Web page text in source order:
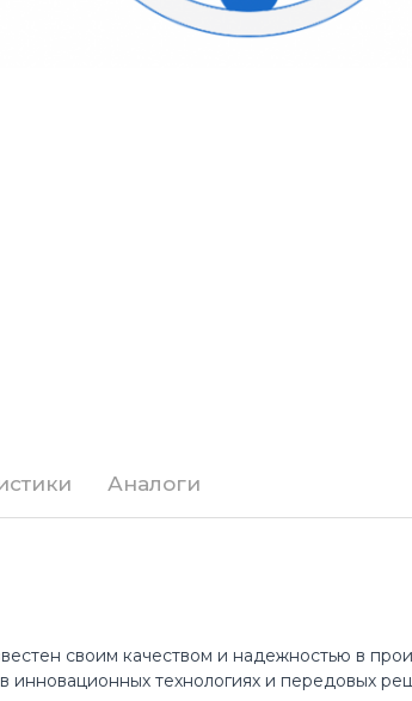
Аналоги
своим качеством и надежностью в
инновационных технологиях и передовых